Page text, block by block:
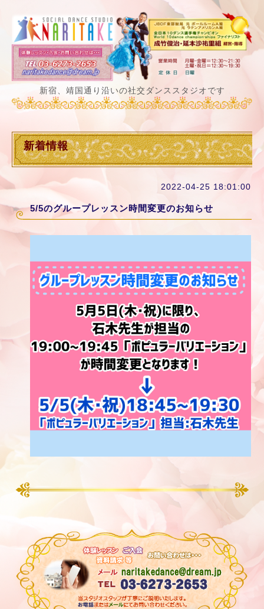
新宿、靖国通り沿いの社交ダンススタジオです
新着情報
2022-04-25 18:01:00
5/5のグループレッスン時間変更のお知らせ